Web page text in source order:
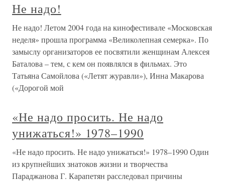
Не надо!
Не надо! Летом 2004 года на кинофестивале «Московская
неделя» прошла программа «Великолепная семерка». По
замыслу организаторов ее посвятили женщинам Алексея
Баталова – тем, с кем он появлялся в фильмах. Это
Татьяна Самойлова («Летят журавли»), Инна Макарова
(«Дорогой мой
«Не надо просить. Не надо
унижаться!» 1978–1990
«Не надо просить. Не надо унижаться!» 1978–1990 Один
из крупнейших знатоков жизни и творчества
Параджанова Г. Карапетян расследовал причины